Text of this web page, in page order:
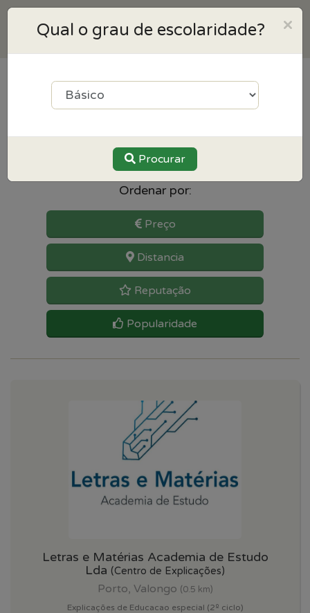
resultados para Educação
Ordenar por:
Preço
Distancia
Reputação
Popularidade
Letras e Matérias Academia de Estudo
Lda (Centro de Explicações)
Porto, Valongo (0.5 km)
Explicações de Educacao especial (2º ciclo)
×
Qual o grau de escolaridade?
Procurar